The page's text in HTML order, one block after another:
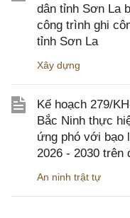
dân tỉnh Sơn La
công trình ghi
tỉnh Sơn La
Xây dựng
Kế hoạch 279/
Bắc Ninh thực
ứng phó với bạo
2026 - 2030 trên
An ninh trật tự